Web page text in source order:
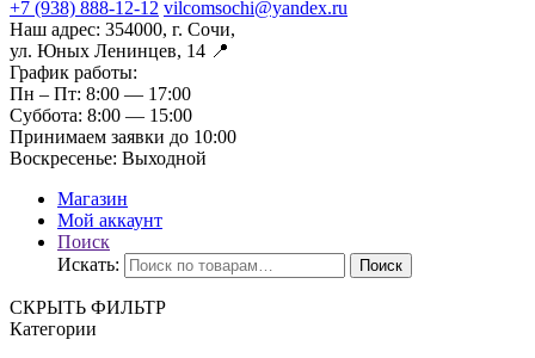
+7 (938) 888-12-12 vilcomsochi@yandex.ru
Наш адрес: 354000, г. Сочи,
ул. Юных Ленинцев, 14 📍
График работы:
Пн – Пт: 8:00 — 17:00
Суббота: 8:00 — 15:00
Принимаем заявки до 10:00
Воскресенье: Выходной
Магазин
Мой аккаунт
Поиск
Искать:
Поиск
СКРЫТЬ ФИЛЬТР
Категории